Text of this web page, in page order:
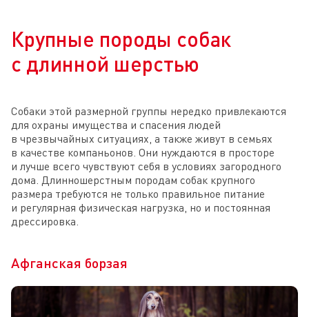
Крупные породы собак
с длинной шерстью
Собаки этой размерной группы нередко привлекаются
для охраны имущества и спасения людей
в чрезвычайных ситуациях, а также живут в семьях
в качестве компаньонов. Они нуждаются в просторе
и лучше всего чувствуют себя в условиях загородного
дома. Длинношерстным породам собак крупного
размера требуются не только правильное питание
и регулярная физическая нагрузка, но и постоянная
дрессировка.
Афганская борзая